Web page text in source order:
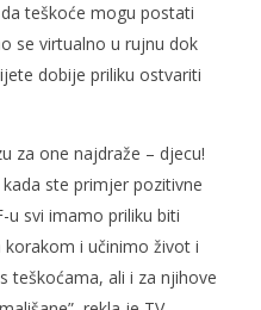
teškoće mogu postati
se virtualno u rujnu dok
dobije priliku ostvariti
za one najdraže – djecu!
ste primjer pozitivne
u svi imamo priliku biti
i učinimo život i
teškoćama, ali i za njihove